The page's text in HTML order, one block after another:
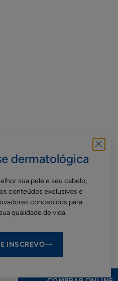
dermatológica
sua pele e seu cabelo,
conteúdos exclusivos e
concebidos para
qualidade de vida.
INSCREVO